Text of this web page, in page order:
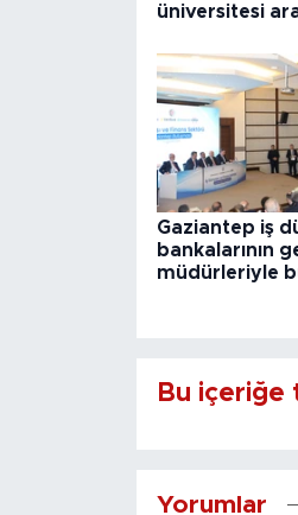
üniversitesi
Gaziantep iş
bankalarının
müdürleriyle
Bu içeriğe
Yorumlar